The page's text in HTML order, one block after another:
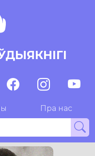
Пра нас